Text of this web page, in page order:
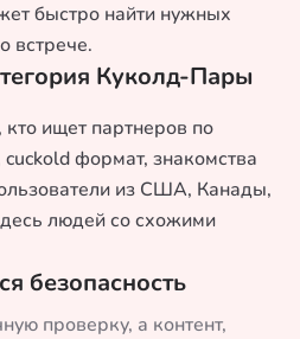
быстро найти нужных
встрече.
Куколд-Пары
ищет партнеров по
формат, знакомства
из США, Канады,
людей со схожими
безопасность
проверку, а контент,